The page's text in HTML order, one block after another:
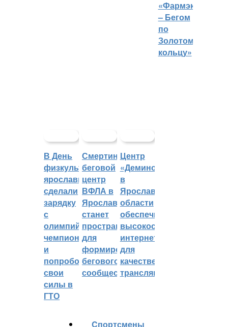
«Фармэко
– Бегом
по
Золотому
кольцу»
В День
физкультурника
ярославцы
сделали
зарядку
с
олимпийским
чемпионом
и
попробовали
свои
силы в
ГТО
Смертин:
беговой
центр
ВФЛА в
Ярославле
станет
пространством
для
формирования
бегового
сообщества
Центр
«Демино»
в
Ярославской
области
обеспечивают
высокоскоростным
интернетом
для
качественных
трансляций
Cпортсмены